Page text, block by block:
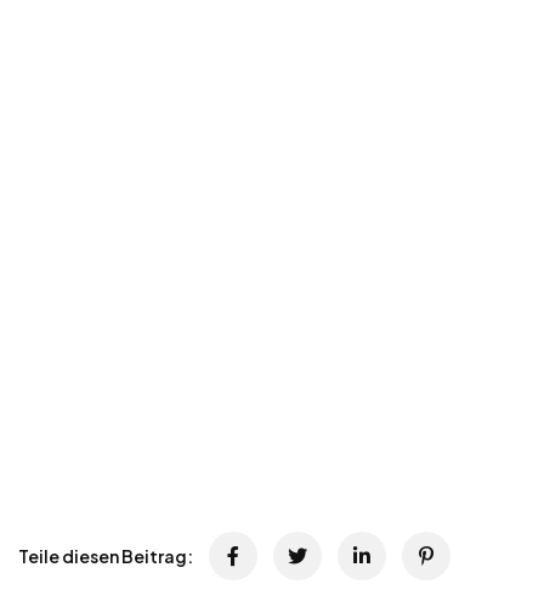
Teile diesen Beitrag: